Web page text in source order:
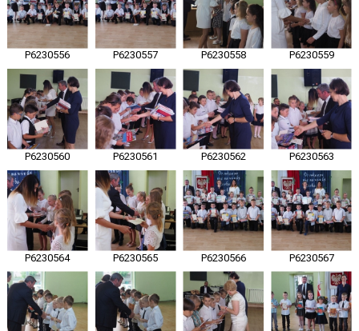
P6230556 P6230557 P6230558 P6230559
P6230560 P6230561 P6230562 P6230563
P6230564 P6230565 P6230566 P6230567